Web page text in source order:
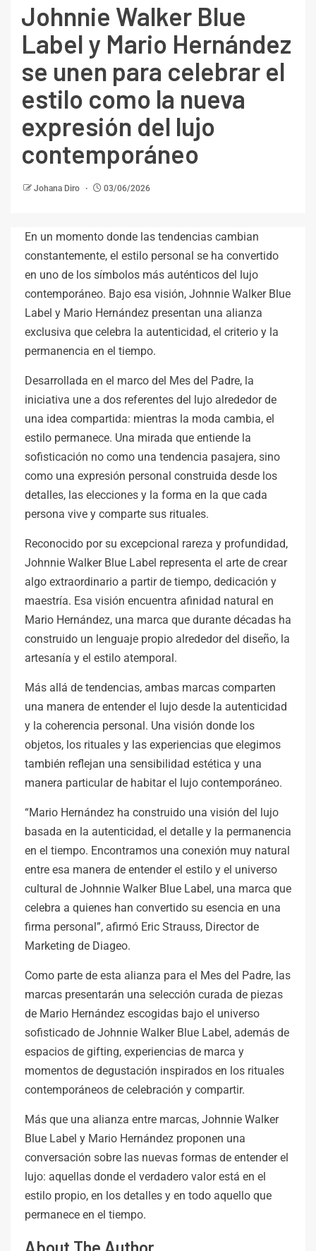
Johnnie Walker Blue
Label y Mario Hernández
se unen para celebrar el
estilo como la nueva
expresión del lujo
contemporáneo
Johana Diro 03/06/2026
En un momento donde las tendencias cambian
constantemente, el estilo personal se ha convertido
en uno de los símbolos más auténticos del lujo
contemporáneo. Bajo esa visión, Johnnie Walker Blue
Label y Mario Hernández presentan una alianza
exclusiva que celebra la autenticidad, el criterio y la
permanencia en el tiempo.
Desarrollada en el marco del Mes del Padre, la
iniciativa une a dos referentes del lujo alrededor de
una idea compartida: mientras la moda cambia, el
estilo permanece. Una mirada que entiende la
sofisticación no como una tendencia pasajera, sino
como una expresión personal construida desde los
detalles, las elecciones y la forma en la que cada
persona vive y comparte sus rituales.
Reconocido por su excepcional rareza y profundidad,
Johnnie Walker Blue Label representa el arte de crear
algo extraordinario a partir de tiempo, dedicación y
maestría. Esa visión encuentra afinidad natural en
Mario Hernández, una marca que durante décadas ha
construido un lenguaje propio alrededor del diseño, la
artesanía y el estilo atemporal.
Más allá de tendencias, ambas marcas comparten
una manera de entender el lujo desde la autenticidad
y la coherencia personal. Una visión donde los
objetos, los rituales y las experiencias que elegimos
también reflejan una sensibilidad estética y una
manera particular de habitar el lujo contemporáneo.
“Mario Hernández ha construido una visión del lujo
basada en la autenticidad, el detalle y la permanencia
en el tiempo. Encontramos una conexión muy natural
entre esa manera de entender el estilo y el universo
cultural de Johnnie Walker Blue Label, una marca que
celebra a quienes han convertido su esencia en una
firma personal”, afirmó Eric Strauss, Director de
Marketing de Diageo.
Como parte de esta alianza para el Mes del Padre, las
marcas presentarán una selección curada de piezas
de Mario Hernández escogidas bajo el universo
sofisticado de Johnnie Walker Blue Label, además de
espacios de gifting, experiencias de marca y
momentos de degustación inspirados en los rituales
contemporáneos de celebración y compartir.
Más que una alianza entre marcas, Johnnie Walker
Blue Label y Mario Hernández proponen una
conversación sobre las nuevas formas de entender el
lujo: aquellas donde el verdadero valor está en el
estilo propio, en los detalles y en todo aquello que
permanece en el tiempo.